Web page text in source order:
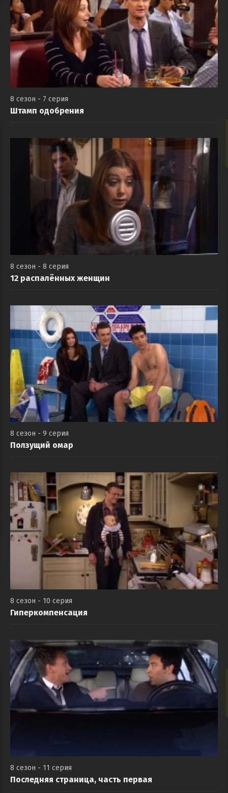
8 сезон - 7 серия
Штамп одобрения
8 сезон - 8 серия
12 распалённых женщин
8 сезон - 9 серия
Ползущий омар
8 сезон - 10 серия
Гиперкомпенсация
8 сезон - 11 серия
Последняя страница, часть первая